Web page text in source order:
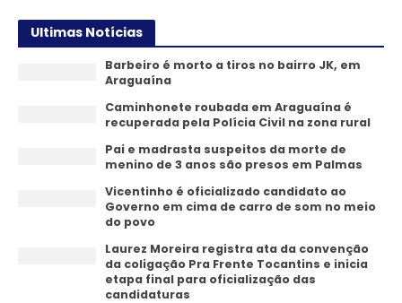
Ultimas Notícias
Barbeiro é morto a tiros no bairro JK, em
Araguaína
Caminhonete roubada em Araguaína é
recuperada pela Polícia Civil na zona rural
Pai e madrasta suspeitos da morte de
menino de 3 anos são presos em Palmas
Vicentinho é oficializado candidato ao
Governo em cima de carro de som no meio
do povo
Laurez Moreira registra ata da convenção
da coligação Pra Frente Tocantins e inicia
etapa final para oficialização das
candidaturas